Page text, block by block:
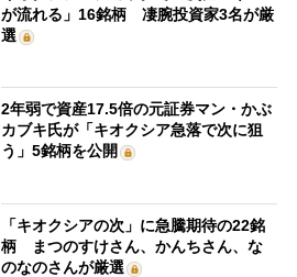
が流れる」16銘柄 凄腕投資家3名が厳
選
2年弱で資産17.5倍の元証券マン・かぶ
カブキ氏が「キオクシア急落で次に狙
う」5銘柄を公開
「キオクシアの次」に急騰期待の22銘
柄 まつのすけさん、かんちさん、な
のなのさんが厳選